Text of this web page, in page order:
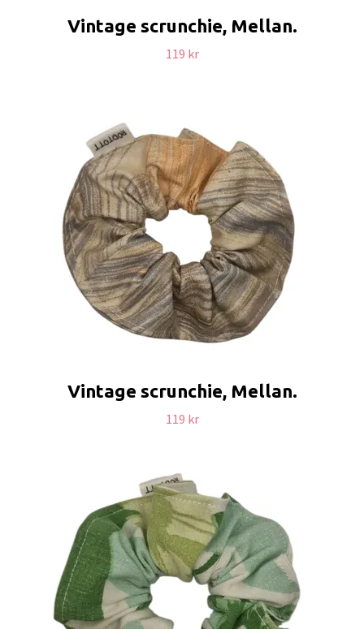
Vintage scrunchie, Mellan.
119 kr
Vintage scrunchie, Mellan.
119 kr